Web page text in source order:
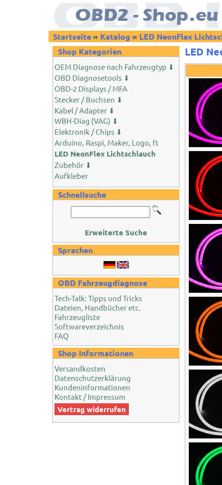
Startseite» Katalog » LED NeonFlex
Shop Kategorien
OEM Diagnose nach Fahrzeugtyp ⬇
OBD Diagnosetools ⬇
OBD-2 Displays / MFA
Stecker / Buchsen ⬇
Kabel / Adapter ⬇
WBH-Diag (VAG) ⬇
Elektronik / Chips ⬇
Arduino, Raspi, Maker, Logo, ft
LED NeonFlex Lichtschlauch
Zubehör ⬇
Aufkleber
Schnellsuche
Erweiterte Suche
Sprachen
OBD Fahrzeugdiagnose
Tech-Talk: Tipps und Tricks
Dateien, Handbücher etc.
Fahrzeugliste
Softwareverzeichnis
FAQ
Shop Informationen
Versandkosten
Datenschutzerklärung
Kundeninformationen
Kontakt / Impressum
Vertrag widerrufen
LED